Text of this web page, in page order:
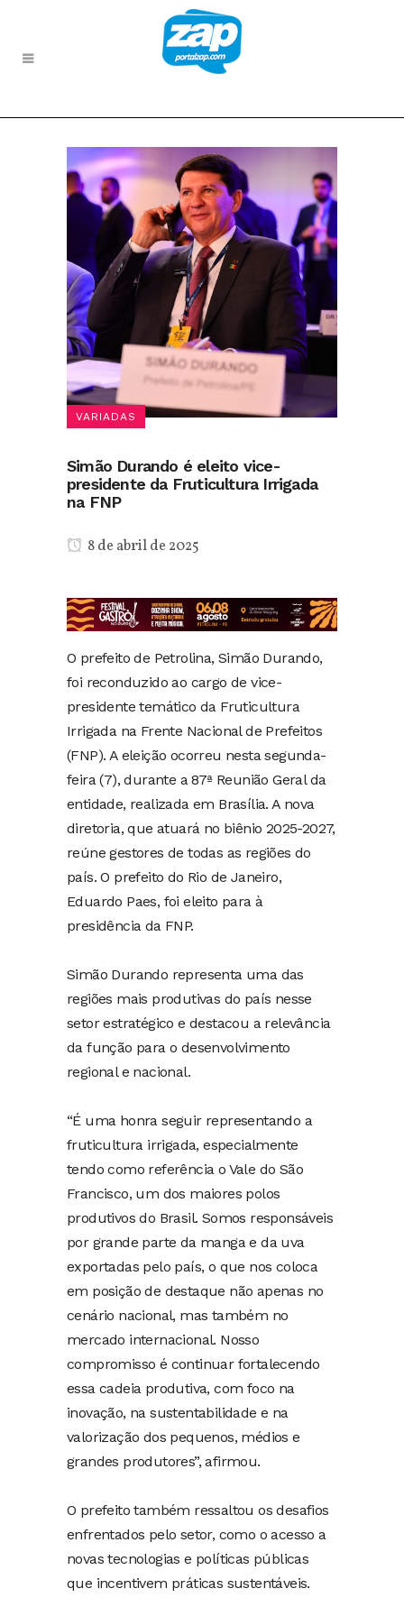
VARIADAS
Simão Durando é eleito vice-
presidente da Fruticultura Irrigada
na FNP
8 de abril de 2025
O prefeito de Petrolina, Simão Durando,
foi reconduzido ao cargo de vice-
presidente temático da Fruticultura
Irrigada na Frente Nacional de Prefeitos
(FNP). A eleição ocorreu nesta segunda-
feira (7), durante a 87ª Reunião Geral da
entidade, realizada em Brasília. A nova
diretoria, que atuará no biênio 2025-2027,
reúne gestores de todas as regiões do
país. O prefeito do Rio de Janeiro,
Eduardo Paes, foi eleito para à
presidência da FNP.
Simão Durando representa uma das
regiões mais produtivas do país nesse
setor estratégico e destacou a relevância
da função para o desenvolvimento
regional e nacional.
“É uma honra seguir representando a
fruticultura irrigada, especialmente
tendo como referência o Vale do São
Francisco, um dos maiores polos
produtivos do Brasil. Somos responsáveis
por grande parte da manga e da uva
exportadas pelo país, o que nos coloca
em posição de destaque não apenas no
cenário nacional, mas também no
mercado internacional. Nosso
compromisso é continuar fortalecendo
essa cadeia produtiva, com foco na
inovação, na sustentabilidade e na
valorização dos pequenos, médios e
grandes produtores”, afirmou.
O prefeito também ressaltou os desafios
enfrentados pelo setor, como o acesso a
novas tecnologias e políticas públicas
que incentivem práticas sustentáveis.